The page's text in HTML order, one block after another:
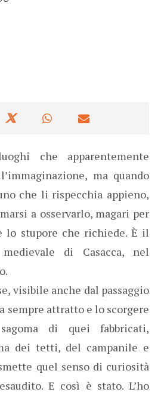
che apparentemente
ma quando
che li rispecchia appieno,
a osservarlo, magari per
lo stupore che richiede. È il
di Casacca, nel
visibile anche dal passaggio
sempre attratto e lo scorgere
di quei fabbricati,
dei tetti, del campanile e
quel senso di curiosità
E così è stato. L’ho